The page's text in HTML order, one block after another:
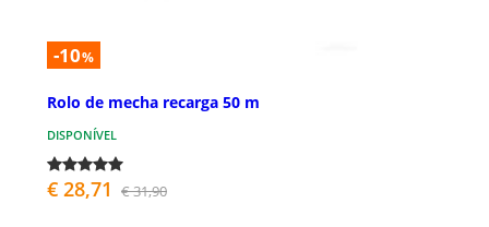
-10%
Rolo de mecha recarga 50 m
DISPONÍVEL
€ 28,71 € 31,90